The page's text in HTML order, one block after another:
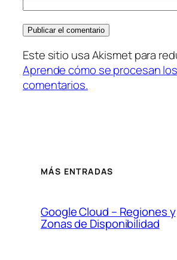
Este sitio usa Akismet para
Aprende cómo se procesan
comentarios.
MÁS ENTRADAS
Google Cloud – Regiones y
Zonas de Disponibilidad